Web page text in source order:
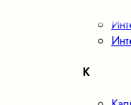
К